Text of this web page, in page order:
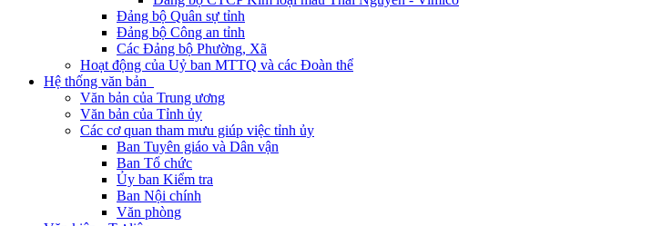
Đảng bộ Quân sự tỉnh
Đảng bộ Công an tỉnh
Các Đảng bộ Phường, Xã
Hoạt động của Uỷ ban MTTQ và các Đoàn thể
Hệ thống văn bản
Văn bản của Trung ương
Văn bản của Tỉnh ủy
Các cơ quan tham mưu giúp việc tỉnh ủy
Ban Tuyên giáo và Dân vận
Ban Tổ chức
Ủy ban Kiểm tra
Ban Nội chính
Văn phòng